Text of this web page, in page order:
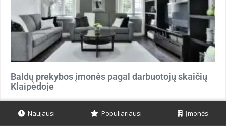
Baldų prekybos įmonės pagal darbuotojų skaičių
Klaipėdoje
Naujausi Populiariausi Įmonės